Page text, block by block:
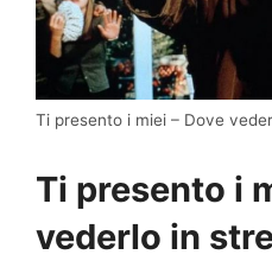
Ti presento i miei – Dove
Ti presento i
vederlo in